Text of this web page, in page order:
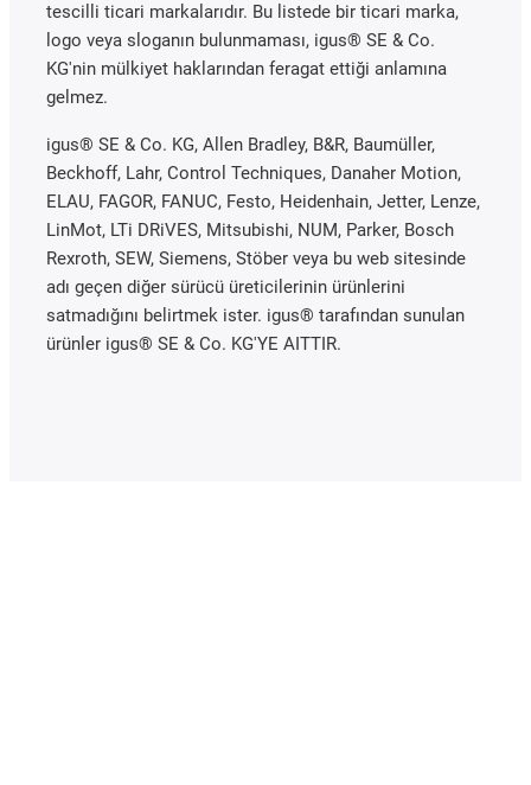
tescilli ticari markalarıdır. Bu listede bir ticari marka,
logo veya sloganın bulunmaması, igus® SE & Co.
KG'nin mülkiyet haklarından feragat ettiği anlamına
gelmez.
igus® SE & Co. KG, Allen Bradley, B&R, Baumüller,
Beckhoff, Lahr, Control Techniques, Danaher Motion,
ELAU, FAGOR, FANUC, Festo, Heidenhain, Jetter, Lenze,
LinMot, LTi DRiVES, Mitsubishi, NUM, Parker, Bosch
Rexroth, SEW, Siemens, Stöber veya bu web sitesinde
adı geçen diğer sürücü üreticilerinin ürünlerini
satmadığını belirtmek ister. igus® tarafından sunulan
ürünler igus® SE & Co. KG'YE AITTIR.